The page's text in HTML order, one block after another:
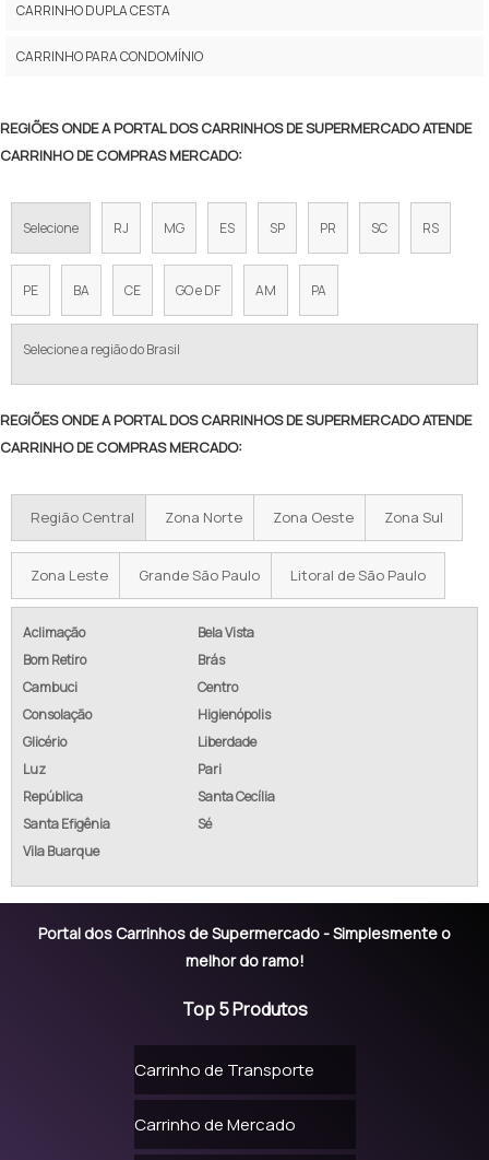
COMPRAR CARRINHO DE MERCADO
CARRINHO DE SUPERMERCADO DUPLO
CARRINHO SUPERMERCADO PEQUENO
VENDA DE CARRINHO DE SUPERMERCADO
PREÇO CARRINHO DE MERCADO
VALOR CARRINHO DE SUPERMERCADO
PREÇO DO CARRINHO DE SUPERMERCADO
CARRINHO DE SUPERMERCADO 210 LITROS
CARRINHO DE MERCADO PARA COMPRAR
CARRINHO DE SUPERMERCADO 70 LITROS
CARRINHO DE MERCADO
CARRINHO MERCADO
CARRINHO DE COMPRAS PARA CONDOMÍNIO DE PLASTICO
CARRINHO DE SUPERMERCADO REFORMADO
CARRINHO DE SUPERMERCADO USADO
CARRINHO DUPLA CESTA
CARRINHO PARA CONDOMÍNIO
REGIÕES ONDE A PORTAL DOS CARRINHOS DE SUPERMERCADO ATENDE
CARRINHO DE COMPRAS MERCADO:
Selecione RJ MG ES SP PR SC RS
PE BA CE GO e DF AM PA
Selecione a região do Brasil
REGIÕES ONDE A PORTAL DOS CARRINHOS DE SUPERMERCADO ATENDE
CARRINHO DE COMPRAS MERCADO:
Região Central Zona Norte Zona Oeste Zona Sul
Zona Leste Grande São Paulo Litoral de São Paulo
Aclimação
Bela Vista
Bom Retiro
Brás
Cambuci
Centro
Consolação
Higienópolis
Glicério
Liberdade
Luz
Pari
República
Santa Cecília
Santa Efigênia
Sé
Vila Buarque
Portal dos Carrinhos de Supermercado - Simplesmente o
melhor do ramo!
Top 5 Produtos
Carrinho de Transporte
Carrinho de Mercado